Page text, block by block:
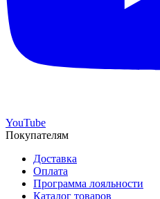
YouTube
Покупателям
Доставка
Оплата
Программа лояльности
Каталог товаров